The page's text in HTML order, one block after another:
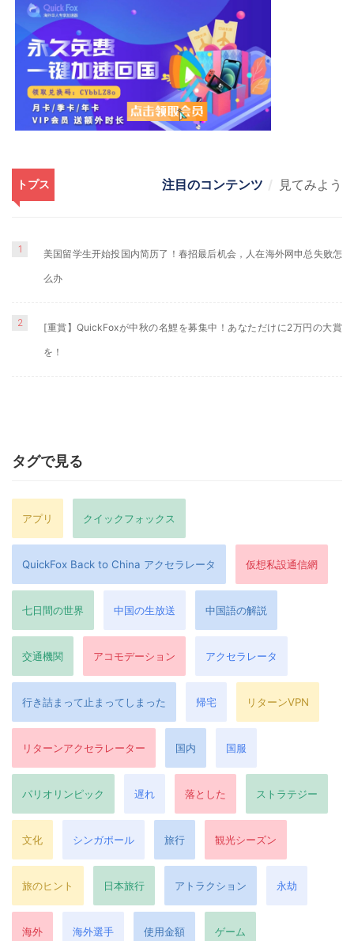
トプス 注目のコンテンツ 見てみよう
1 美国留学生开始投国内简历了！春招最后机会，人在海外网申总失败怎
么办
2 [重賞】QuickFoxが中秋の名鯉を募集中！あなただけに2万円の大賞
を！
タグで見る
アプリ クイックフォックス
QuickFox Back to China アクセラレータ 仮想私設通信網
七日間の世界 中国の生放送 中国語の解説
交通機関 アコモデーション アクセラレータ
行き詰まって止まってしまった 帰宅 リターンVPN
リターンアクセラレーター 国内 国服
パリオリンピック 遅れ 落とした ストラテジー
文化 シンガポール 旅行 観光シーズン
旅のヒント 日本旅行 アトラクション 永劫
海外 海外選手 使用金額 ゲーム